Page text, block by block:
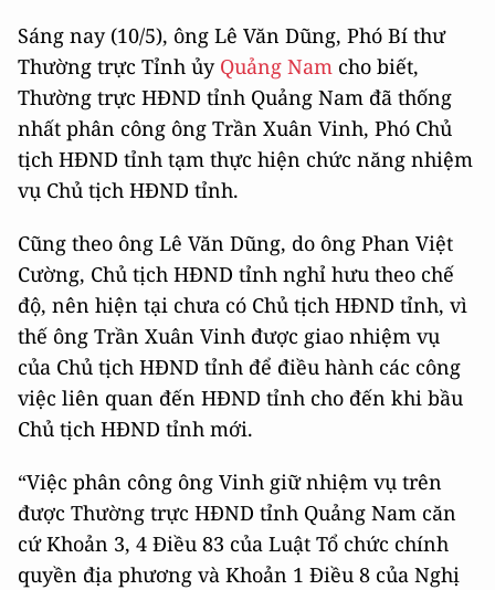
Sáng nay (10/5), ông Lê Văn Dũng, Phó Bí thư
Thường trực Tỉnh ủy Quảng Nam cho biết,
Thường trực HĐND tỉnh Quảng Nam đã thống
nhất phân công ông Trần Xuân Vinh, Phó Chủ
tịch HĐND tỉnh tạm thực hiện chức năng nhiệm
vụ Chủ tịch HĐND tỉnh.
Cũng theo ông Lê Văn Dũng, do ông Phan Việt
Cường, Chủ tịch HĐND tỉnh nghỉ hưu theo chế
độ, nên hiện tại chưa có Chủ tịch HĐND tỉnh, vì
thế ông Trần Xuân Vinh được giao nhiệm vụ
của Chủ tịch HĐND tỉnh để điều hành các công
việc liên quan đến HĐND tỉnh cho đến khi bầu
Chủ tịch HĐND tỉnh mới.
“Việc phân công ông Vinh giữ nhiệm vụ trên
được Thường trực HĐND tỉnh Quảng Nam căn
cứ Khoản 3, 4 Điều 83 của Luật Tổ chức chính
quyền địa phương và Khoản 1 Điều 8 của Nghị